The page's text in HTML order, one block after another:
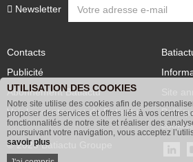
Publicité
Abonnement Batiactu
Voir les contenus+ de Batiactu
Site
© 2026 Batiactu Groupe
UTILISATION DES COOKIES
Notre site utilise des cookies afin de
proposer des services et offres liés à vos centres
fonctionnalités de notre site et réaliser des
poursuivant votre navigation, vous acceptez
savoir plus